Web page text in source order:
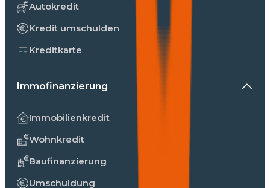
Autokredit
Kredit umschulden
Kreditkarte
Immofinanzierung
Immobilienkredit
Wohnkredit
Baufinanzierung
Umschuldung